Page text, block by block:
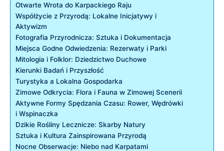
Otwarte Wrota do Karpackiego Raju
Współżycie z Przyrodą: Lokalne Inicjatywy i
Aktywizm
Fotografia Przyrodnicza: Sztuka i Dokumentacja
Miejsca Godne Odwiedzenia: Rezerwaty i Parki
Mitologia i Folklor: Dziedzictwo Duchowe
Kierunki Badań i Przyszłość
Turystyka a Lokalna Gospodarka
Zimowe Odkrycia: Flora i Fauna w Zimowej Scenerii
Aktywne Formy Spędzania Czasu: Rower, Wędrówki
i Wspinaczka
Dzikie Rośliny Lecznicze: Skarby Natury
Sztuka i Kultura Zainspirowana Przyrodą
Nocne Obserwacje: Niebo nad Karpatami